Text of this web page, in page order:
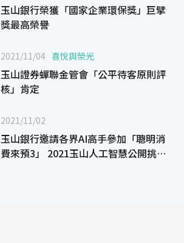
玉山銀行榮獲「國家企業環保獎」巨擘
獎最高榮譽
2021/11/04 喜悅與榮光
玉山證券蟬聯金管會「公平待客原則評
核」肯定
2021/11/02
玉山銀行邀請各界AI高手參加「聰明消
費來預3」 2021玉山人工智慧公開挑戰